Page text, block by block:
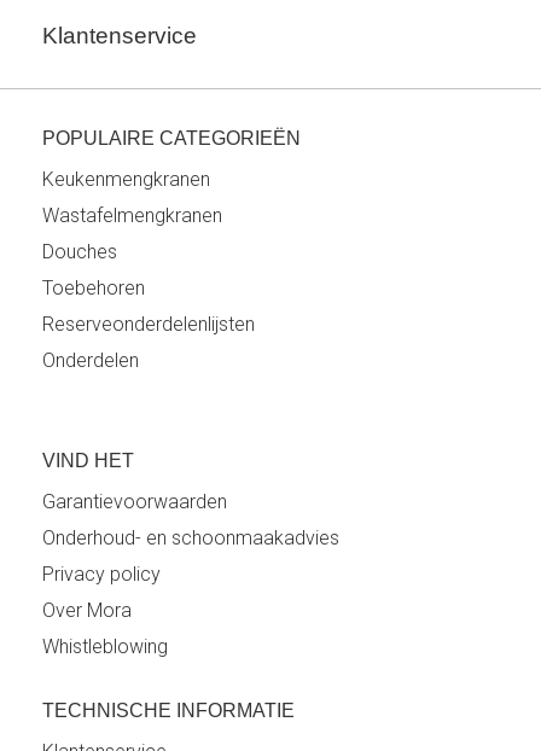
Klantenservice
POPULAIRE CATEGORIEËN
Keukenmengkranen
Wastafelmengkranen
Douches
Toebehoren
Reserveonderdelenlijsten
Onderdelen
VIND HET
Garantievoorwaarden
Onderhoud- en schoonmaakadvies
Privacy policy
Over Mora
Whistleblowing
TECHNISCHE INFORMATIE